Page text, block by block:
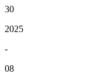
30
2025
-
08